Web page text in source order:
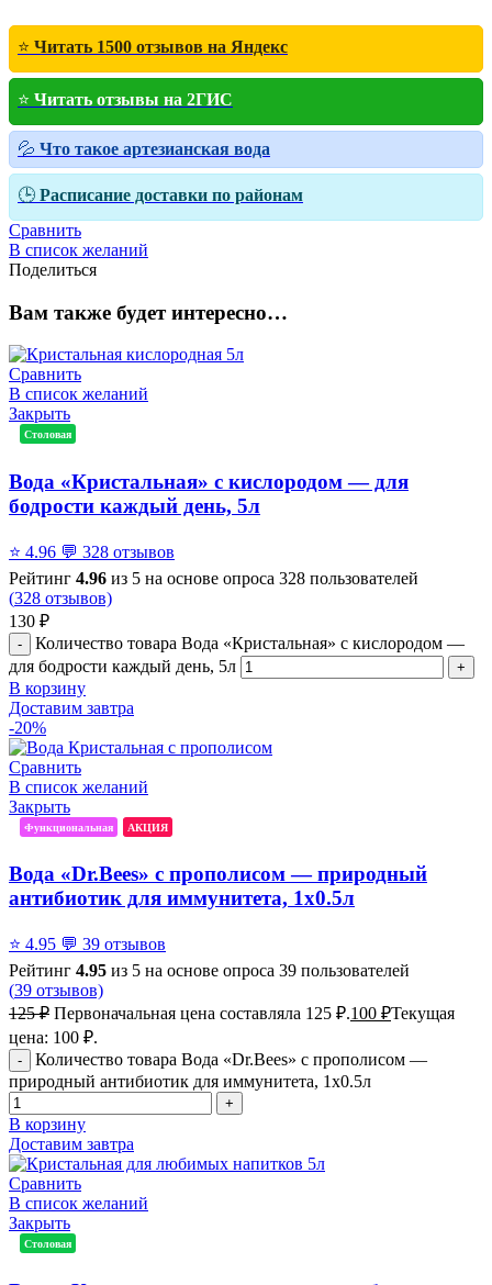
⭐ Читать 1500 отзывов на Яндекс
⭐ Читать отзывы на 2ГИС
💦 Что такое артезианская вода
🕒 Расписание доставки по районам
Сравнить
В список желаний
Поделиться
Вам также будет интересно…
Сравнить
В список желаний
Закрыть
Столовая
Вода «Кристальная» с кислородом — для
бодрости каждый день, 5л
⭐ 4.96 💬 328 отзывов
Рейтинг 4.96 из 5 на основе опроса 328 пользователей
(328 отзывов)
130 ₽
Количество товара Вода «Кристальная» с кислородом —
для бодрости каждый день, 5л
В корзину
Доставим завтра
-20%
Сравнить
В список желаний
Закрыть
Функциональная АКЦИЯ
Вода «Dr.Bees» с прополисом — природный
антибиотик для иммунитета, 1x0.5л
⭐ 4.95 💬 39 отзывов
Рейтинг 4.95 из 5 на основе опроса 39 пользователей
(39 отзывов)
125₽ Первоначальная цена составляла 125 ₽.100 ₽Текущая
цена: 100 ₽.
Количество товара Вода «Dr.Bees» с прополисом —
природный антибиотик для иммунитета, 1x0.5л
В корзину
Доставим завтра
Сравнить
В список желаний
Закрыть
Столовая